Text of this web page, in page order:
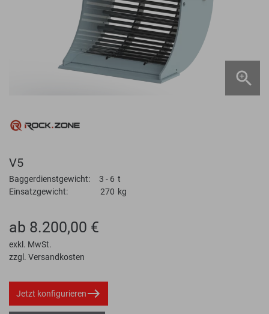
V5
Baggerdienstgewicht: 3 - 6 t
Einsatzgewicht:
270 kg
ab 8.200,00 €
exkl. MwSt.
zzgl. Versandkosten
Jetzt konfigurieren